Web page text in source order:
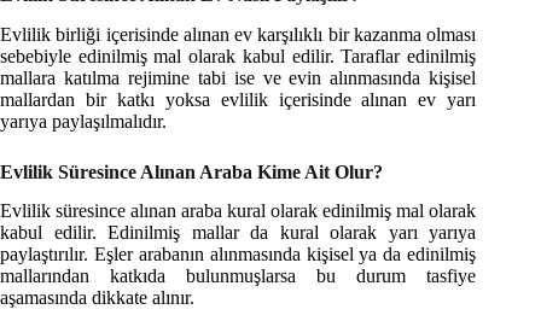
Evlilik birliği içerisinde alınan ev karşılıklı bir kazanma olması
sebebiyle edinilmiş mal olarak kabul edilir. Taraflar edinilmiş
mallara katılma rejimine tabi ise ve evin alınmasında kişisel
mallardan bir katkı yoksa evlilik içerisinde alınan ev yarı
yarıya paylaşılmalıdır.
Evlilik Süresince Alınan Araba Kime Ait Olur?
Evlilik süresince alınan araba kural olarak edinilmiş mal olarak
kabul edilir. Edinilmiş mallar da kural olarak yarı yarıya
paylaştırılır. Eşler arabanın alınmasında kişisel ya da edinilmiş
mallarından katkıda bulunmuşlarsa bu durum tasfiye
aşamasında dikkate alınır.